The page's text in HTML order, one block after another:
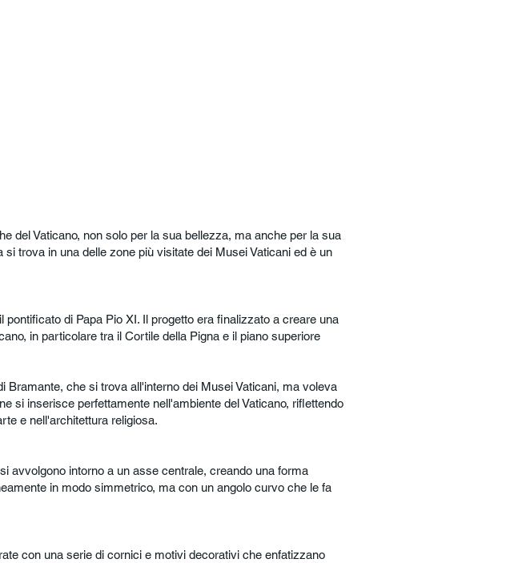
del Vaticano, non solo per la sua bellezza, ma anche per la sua
trova in una delle zone più visitate dei Musei Vaticani ed è un
di Papa Pio XI. Il progetto era finalizzato a creare una
in particolare tra il Cortile della Pigna e il piano superiore
che si trova all'interno dei Musei Vaticani, ma voleva
si inserisce perfettamente nell'ambiente del Vaticano, riflettendo
e nell'architettura religiosa.
avvolgono intorno a un asse centrale, creando una forma
in modo simmetrico, ma con un angolo curvo che le fa
con una serie di cornici e motivi decorativi che enfatizzano